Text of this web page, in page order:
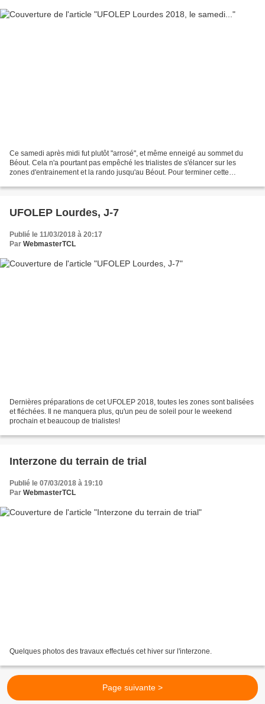
Ce samedi après midi fut plutôt "arrosé", et même enneigé au sommet du
Béout. Cela n'a pourtant pas empêché les trialistes de s'élancer sur les
zones d'entrainement et la rando jusqu'au Béout. Pour terminer cette
UFOLEP Lourdes, J-7
Publié le 11/03/2018 à 20:17
Par WebmasterTCL
Dernières préparations de cet UFOLEP 2018, toutes les zones sont balisées
et fléchées. Il ne manquera plus, qu'un peu de soleil pour le weekend
prochain et beaucoup de trialistes!
Interzone du terrain de trial
Publié le 07/03/2018 à 19:10
Par WebmasterTCL
Quelques photos des travaux effectués cet hiver sur l'interzone.
Page suivante >